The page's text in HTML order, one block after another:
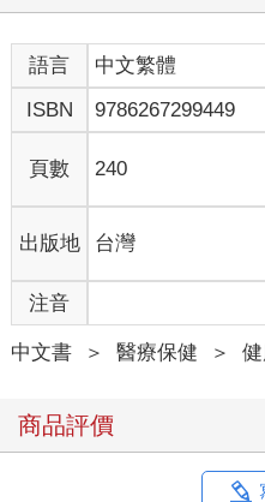
應」。這就是為何有些中老年
乏運動，有非常直接的關係。
不同運動可能會對粒線體產生
那麼，不同的運動是不是會對
果我們把運動簡單分為耐力訓
練（resistance training），前
術上嚴謹的說法是氧化能力〔
〔respiratory capacity〕），後
耐力訓練也常被稱為有氧運動
健走、爬山、游泳，當你在做
氧氣進入細胞，供粒線體產生
肌肉細胞就越可能會缺氧，而
（anaerobic glycolysis），雖只
百米短跑、高強度間歇訓練（
我曾在大學時參加1,500米賽
人都可以憋氣跑完。所以，能
語言 中文繁體
ISBN
9786267299449
頁數 240
出版地 台灣
注音
中文書 ＞ 醫療保健 ＞
商品評價